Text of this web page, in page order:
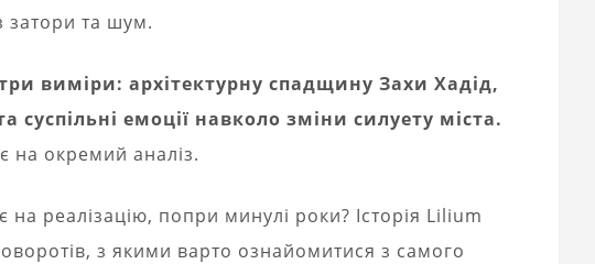
затори та шум.
виміри: архітектурну спадщину Захи Хадід,
суспільні емоції навколо зміни силуету міста.
на окремий аналіз.
на реалізацію, попри минулі роки? Історія Lilium
з якими варто ознайомитися з самого